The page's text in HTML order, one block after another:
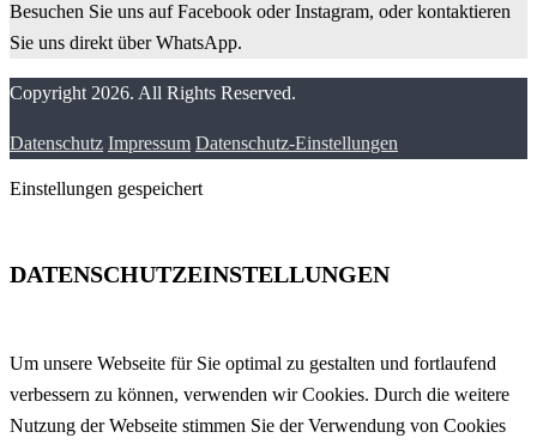
Besuchen Sie uns auf Facebook oder Instagram, oder kontaktieren
Sie uns direkt über WhatsApp.
Copyright 2026. All Rights Reserved.
Datenschutz Impressum Datenschutz-Einstellungen
Einstellungen gespeichert
DATENSCHUTZEINSTELLUNGEN
Um unsere Webseite für Sie optimal zu gestalten und fortlaufend
verbessern zu können, verwenden wir Cookies. Durch die weitere
Nutzung der Webseite stimmen Sie der Verwendung von Cookies